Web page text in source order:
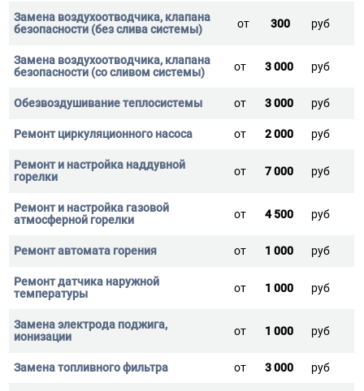
от 300 руб
от 3 000 руб
от 3 000 руб
от 2 000 руб
от 7 000 руб
от 4 500 руб
от 1 000 руб
от 1 000 руб
от 1 000 руб
от 3 000 руб